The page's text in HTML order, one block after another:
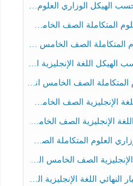
الصف الخامس عام الفصل الثالث
الصف الخامس انسبير الفصل الثالث
الصف الخامس انسبير الفصل الثالث
الصف الخامس الفصل الثالث
الصف الخامس عام الفصل الثالث
الإنجليزية الصف الرابع الفصل الثالث